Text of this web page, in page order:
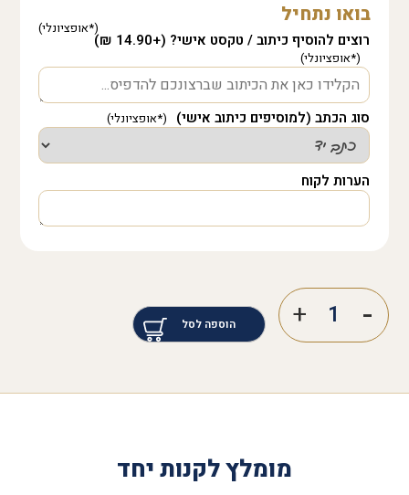
בואו נתחיל
רוצים להוסיף כיתוב / טקסט אישי? (+14.90 ₪)
סוג הכתב (למוסיפים כיתוב אישי)
הערות לקוח
הוספה לסל
מומלץ לקנות יחד